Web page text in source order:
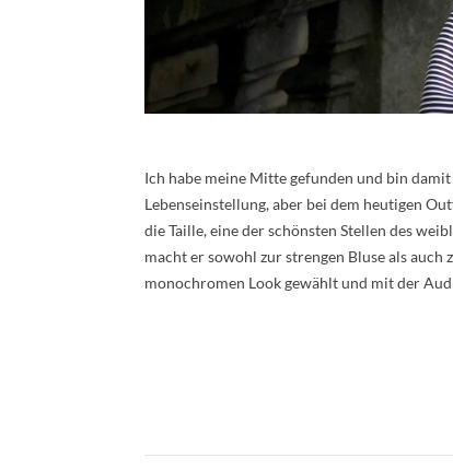
Ich habe meine Mitte gefunden und bin
Lebenseinstellung, aber bei dem heutigen
die Taille, eine der schönsten Stellen des
macht er sowohl zur strengen Bluse als auch
monochromen Look gewählt und mit der